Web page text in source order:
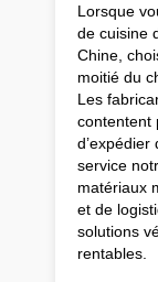
Lorsque
de cuisine
Chine,
moitié du
Les
contentent
service
matériaux
et de
solutions
rentables.